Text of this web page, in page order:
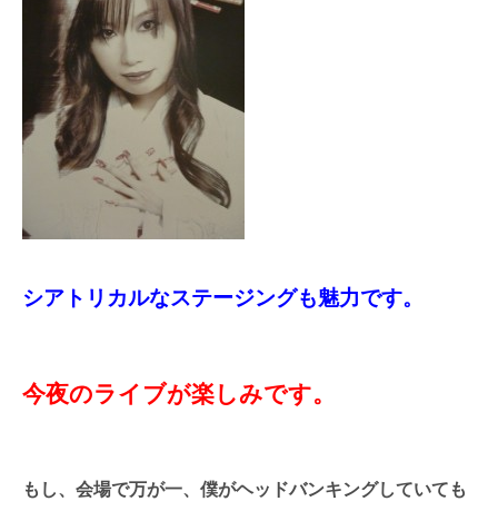
シアトリカルなステージングも魅力です。
今夜のライブが楽しみです。
もし、会場で万が一、僕がヘッドバンキングしていても